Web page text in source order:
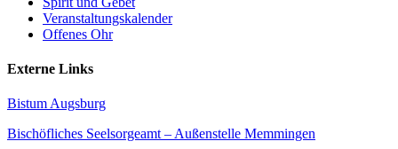
Veranstaltungskalender
Offenes Ohr
Externe Links
Bistum Augsburg
Bischöfliches Seelsorgeamt – Außenstelle Memmingen